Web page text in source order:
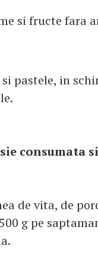
si fructe fara
pastele, in
consumata
de vita, de
g pe